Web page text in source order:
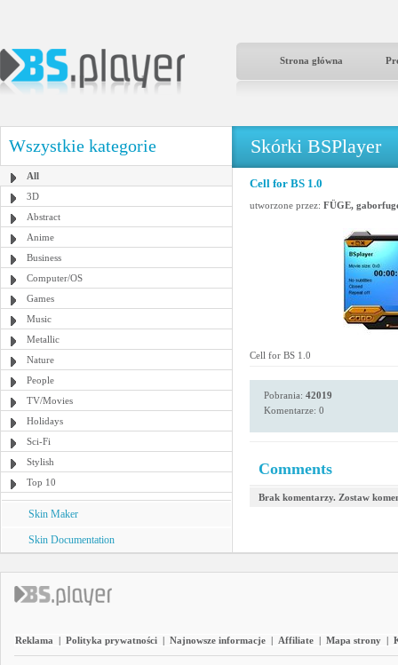
Strona główna
Wszystkie kategorie
All
3D
Abstract
Anime
Business
Computer/OS
Games
Music
Metallic
Nature
People
TV/Movies
Holidays
Sci-Fi
Stylish
Top 10
Skin Maker
Skin Documentation
Skórki BSPlayer
Cell for BS 1.0
utworzone przez: FÜGE,
Cell for BS 1.0
Pobrania: 42019
Komentarze: 0
Comments
Brak komentarzy. Zostaw
Reklama | Polityka prywatności | Najnowsze informacje | Affiliate | Mapa strony |